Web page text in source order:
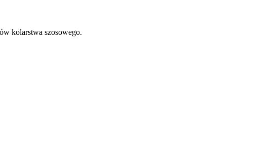
kolarstwa szosowego.